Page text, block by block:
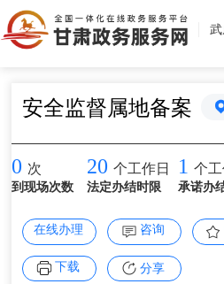
安全监督属地备案
0 次
到现场次数
20 个工作日
法定办结时限
1 个工
承诺办
在线办理 咨询
下载 分享